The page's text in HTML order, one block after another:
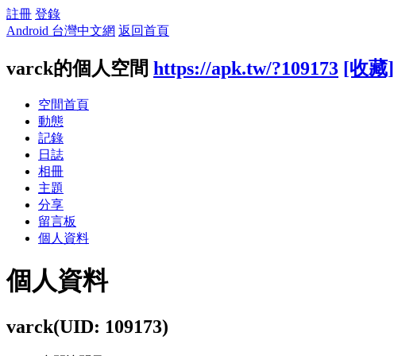
註冊 登錄
Android 台灣中文網 返回首頁
varck的個人空間 https://apk.tw/?109173 [收藏]
空間首頁
動態
記錄
日誌
相冊
主題
分享
留言板
個人資料
個人資料
varck(UID: 109173)